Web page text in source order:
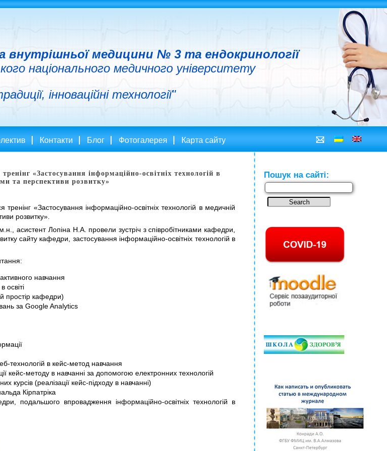
внутрішньої медицини № 3 та ендокринології
національного медичного університету
інноваційні технології"
Контакти Блог Фотогалерея Карта сайту
«Застосування інформаційно-освітніх технологій в
та перспективи розвитку»
«Застосування інформаційно-освітніх технологій в медичній
розвитку».
асистент Лопіна Н.А. провели зустріч з співробітниками кафедри,
сайту кафедри, застосування інформаційно-освітніх технологій в
навчання
освіті
простір кафедри)
за Google Analytics
технологій в кейс-метод навчання
кейс-методу в навчанні за допомогою електронних технологій
(реалізації кейс-підходу в навчанні)
Кірпатріка
подальшого впровадження інформаційно-освітніх технологій в
Пошук на сайті: